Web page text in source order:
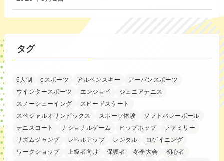
タグ
6人制 eスポーツ アルペンスキー
アーバンスポーツ
ウインタースポーツ
エンジョイ
ジュニアテニス
スノーシューイング
スピードスケート
スペシャルオリンピックス
スポーツ体験
ソフトバレーボール
テニスコート
ナショナルゲーム ヒップホップ
ファミリー
リズムジャンプ
レベルアップ レンタル
ロゲイニング
ワークショップ
上級者向け 保護者 冬季大会
初心者